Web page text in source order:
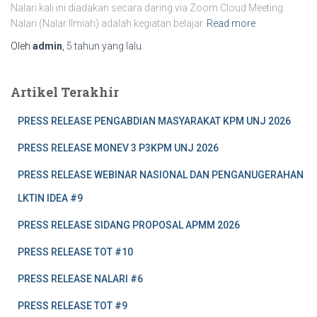
Nalari kali ini diadakan secara daring via Zoom Cloud Meeting.
Nalari (Nalar Ilmiah) adalah kegiatan belajar Read more
Oleh admin 5 tahun yang lalu
Artikel Terakhir
PRESS RELEASE PENGABDIAN MASYARAKAT KPM UNJ 2026
PRESS RELEASE MONEV 3 P3KPM UNJ 2026
PRESS RELEASE WEBINAR NASIONAL DAN PENGANUGERAHAN
LKTIN IDEA #9
PRESS RELEASE SIDANG PROPOSAL APMM 2026
PRESS RELEASE TOT #10
PRESS RELEASE NALARI #6
PRESS RELEASE TOT #9